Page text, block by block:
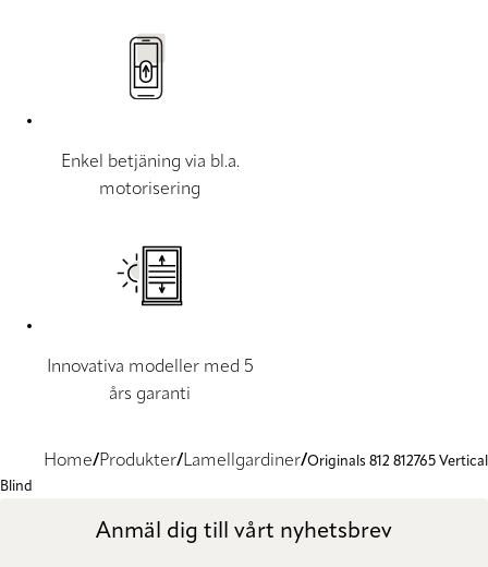
Enkel betjäning via bl.a.
motorisering
Innovativa modeller med 5
års garanti
Home Produkter Lamellgardiner Originals 812 812765 Vertical
Blind
Anmäl dig till vårt nyhetsbrev